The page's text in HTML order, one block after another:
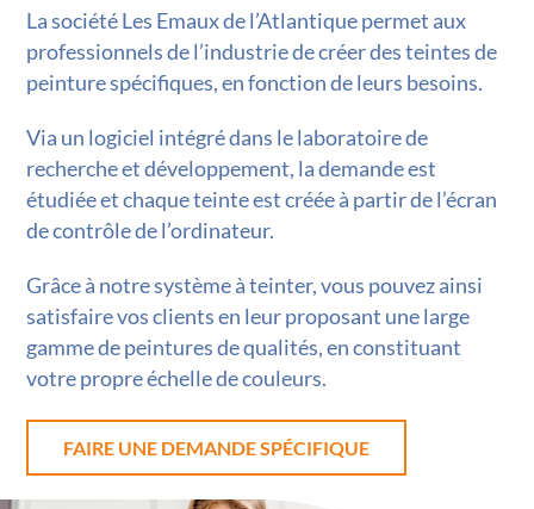
La société Les Emaux de l’Atlantique permet aux
professionnels de l’industrie de créer des teintes de
peinture spécifiques, en fonction de leurs besoins.
Via un logiciel intégré dans le laboratoire de
recherche et développement, la demande est
étudiée et chaque teinte est créée à partir de l’écran
de contrôle de l’ordinateur.
Grâce à notre système à teinter, vous pouvez ainsi
satisfaire vos clients en leur proposant une large
gamme de peintures de qualités, en constituant
votre propre échelle de couleurs.
FAIRE UNE DEMANDE SPÉCIFIQUE